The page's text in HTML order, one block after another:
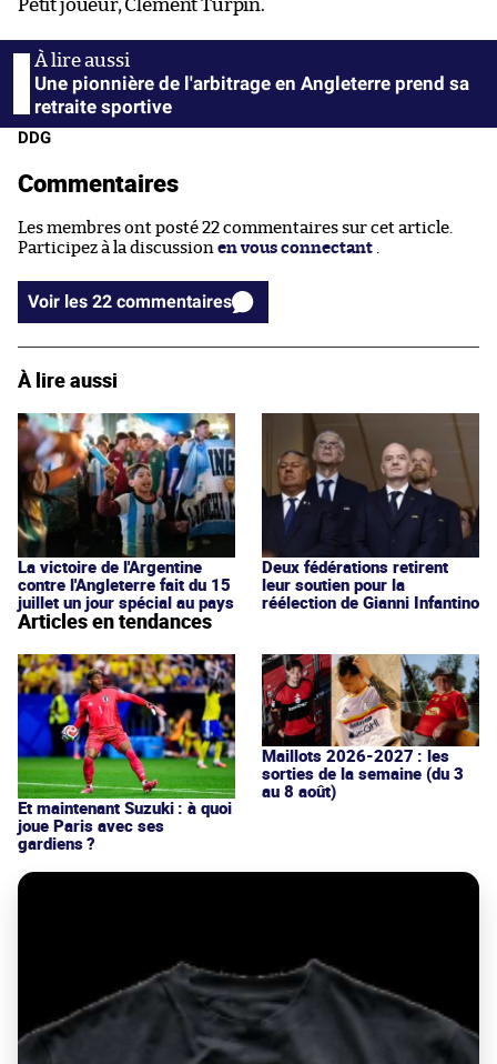
Petit joueur, Clément Turpin.
Une pionnière de l'arbitrage en Angleterre prend sa
retraite sportive
DDG
Commentaires
Les membres ont posté 22 commentaires sur cet article.
Participez à la discussion en vous connectant
Voir les 22 commentaires
À lire aussi
La victoire de l'Argentine
contre l'Angleterre fait du 15
juillet un jour spécial au pays
Deux fédérations retirent
leur soutien pour la
réélection de Gianni Infantino
Articles en tendances
Et maintenant Suzuki : à quoi
joue Paris avec ses
gardiens ?
Maillots 2026-2027 : les
sorties de la semaine (du 3
au 8 août)